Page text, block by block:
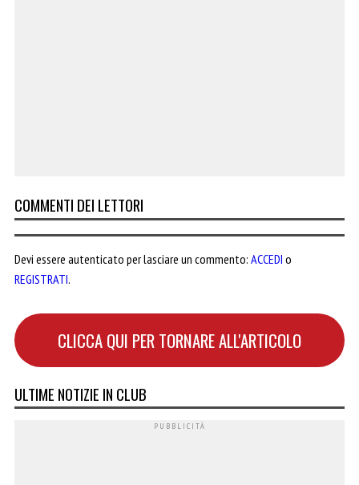
COMMENTI DEI LETTORI
Devi essere autenticato per lasciare un commento: ACCEDI o
REGISTRATI.
CLICCA QUI PER TORNARE ALL'ARTICOLO
ULTIME NOTIZIE IN CLUB